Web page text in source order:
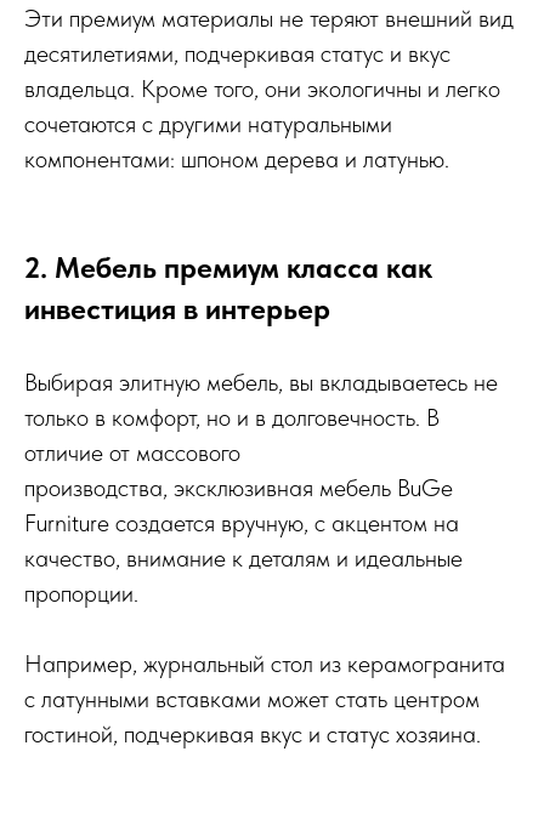
Эти премиум материалы не теряют внешний вид
десятилетиями, подчеркивая статус и вкус
владельца. Кроме того, они экологичны и легко
сочетаются с другими натуральными
компонентами: шпоном дерева и латунью.
2. Мебель премиум класса как
инвестиция в интерьер
Выбирая элитную мебель, вы вкладываетесь не
только в комфорт, но и в долговечность. В
отличие от массового
производства, эксклюзивная мебель BuGe
Furniture создается вручную, с акцентом на
качество, внимание к деталям и идеальные
пропорции.
Например, журнальный стол из керамогранита
с латунными вставками может стать центром
гостиной, подчеркивая вкус и статус хозяина.